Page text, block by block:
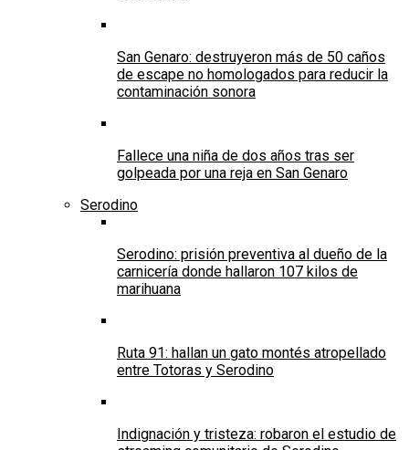
San Genaro: destruyeron más de 50 caños
de escape no homologados para reducir la
contaminación sonora
Fallece una niña de dos años tras ser
golpeada por una reja en San Genaro
Serodino
Serodino: prisión preventiva al dueño de la
carnicería donde hallaron 107 kilos de
marihuana
Ruta 91: hallan un gato montés atropellado
entre Totoras y Serodino
Indignación y tristeza: robaron el estudio de